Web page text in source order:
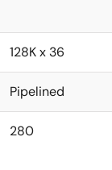
128K x 36
Pipelined
280